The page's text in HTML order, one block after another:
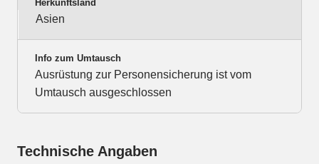
Herkunftsland
Asien
Info zum Umtausch
Ausrüstung zur Personensicherung ist vom
Umtausch ausgeschlossen
Technische Angaben